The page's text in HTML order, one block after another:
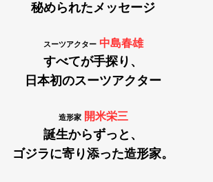
Art&Design
秘められたメッセージ
スーツアクター 中島春雄
すべてが手探り、
日本初のスーツアクター
造形家 開米栄三
誕生からずっと、
ゴジラに寄り添った造形家。